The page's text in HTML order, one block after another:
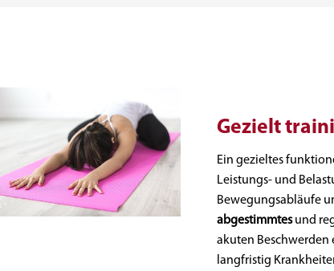
Gezielt
Ein gezieltes
Leistungs- und
Bewegungsabläufe
abgestimmtesund
akuten
langfristig